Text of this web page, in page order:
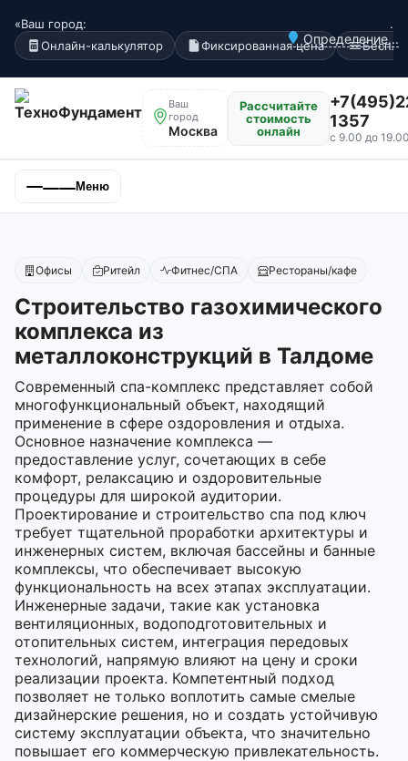
«Ваш город:
Определение...
.
Онлайн-калькулятор
Фиксированная цена
Ваш
город
Москва
Рассчитайте
стоимость
онлайн
1357
с 9.00 до
Меню
Офисы Ритейл Фитнес/СПА Рестораны/кафе
Строительство газохимического
комплекса из
металлоконструкций в Талдоме
Современный спа-комплекс представляет собой
многофункциональный объект, находящий
применение в сфере оздоровления и отдыха.
Основное назначение комплекса —
предоставление услуг, сочетающих в себе
комфорт, релаксацию и оздоровительные
процедуры для широкой аудитории.
Проектирование и строительство спа под ключ
требует тщательной проработки архитектуры и
инженерных систем, включая бассейны и банные
комплексы, что обеспечивает высокую
функциональность на всех этапах эксплуатации.
Инженерные задачи, такие как установка
вентиляционных, водоподготовительных и
отопительных систем, интеграция передовых
технологий, напрямую влияют на цену и сроки
реализации проекта. Компетентный подход
позволяет не только воплотить самые смелые
дизайнерские решения, но и создать устойчивую
систему эксплуатации объекта, что значительно
повышает его коммерческую привлекательность.